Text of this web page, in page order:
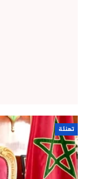
تهنئة